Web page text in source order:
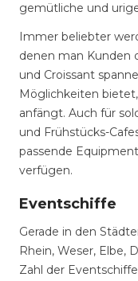
gemütliche und
Immer beliebter
denen man Kunden
und Croissant
Möglichkeiten
anfängt. Auch für
und Frühstücks-
passende
verfügen.
Eventschiffe
Gerade in den
Rhein, Weser, Elbe,
Zahl der